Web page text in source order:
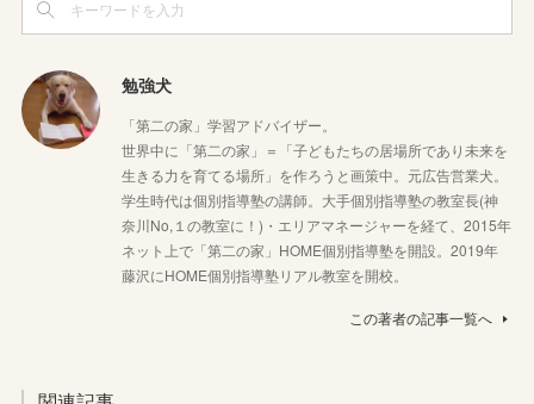
勉強犬
「第二の家」学習アドバイザー。
世界中に「第二の家」＝「子どもたちの居場所であり未来を
生きる力を育てる場所」を作ろうと画策中。元広告営業犬。
学生時代は個別指導塾の講師。大手個別指導塾の教室長(神
奈川No,１の教室に！)・エリアマネージャーを経て、2015年
ネット上で「第二の家」HOME個別指導塾を開設。2019年
藤沢にHOME個別指導塾リアル教室を開校。
この著者の記事一覧へ